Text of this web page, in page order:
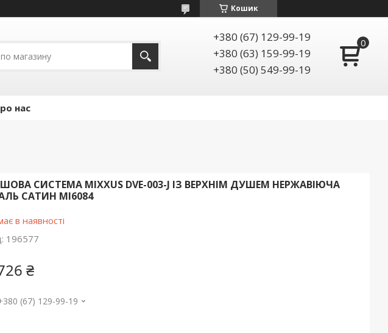
Кошик
+380 (67) 129-99-19
+380 (63) 159-99-19
+380 (50) 549-99-19
нас
СИСТЕМА MIXXUS DVE-003-J ІЗ ВЕРХНІМ ДУШЕМ НЕРЖАВІЮЧА
САТИН MI6084
в наявності
196577
₴
(67) 129-99-19